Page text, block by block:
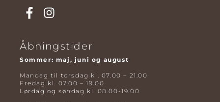
Åbningstider
Sommer: maj, juni og august
Mandag til torsdag kl. 07.00 – 21.00
Fredag kl. 07.00 – 19.00
Lørdag og søndag kl. 08.00-19.00